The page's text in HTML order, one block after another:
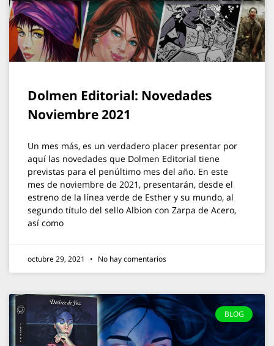
Dolmen Editorial: Novedades
Noviembre 2021
Un mes más, es un verdadero placer presentar por
aquí las novedades que Dolmen Editorial tiene
previstas para el penúltimo mes del año. En este
mes de noviembre de 2021, presentarán, desde el
estreno de la línea verde de Esther y su mundo, al
segundo título del sello Albion con Zarpa de Acero,
así como
octubre 29, 2021 No hay comentarios
BLOG